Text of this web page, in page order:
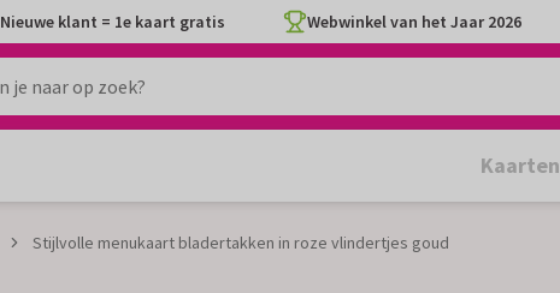
Nieuwe klant = 1e kaart gratis Webwinkel van het Jaar 2026
Kaarten
Stijlvolle menukaart bladertakken in roze vlindertjes goud